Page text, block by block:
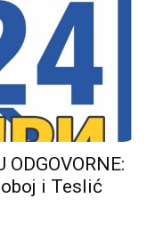
i Teslić